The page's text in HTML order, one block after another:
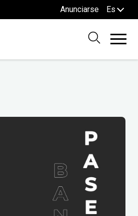
Anunciarse Es